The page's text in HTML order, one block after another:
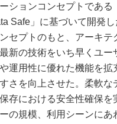
ションコンセプトである
Safe」に基づいて開発し
ンセプトのもと、アーキテ
新の技術をいち早くユー
運用性に優れた機能を拡
さを向上させた。柔軟な
存における安全性確保を
の規模、利用シーンに